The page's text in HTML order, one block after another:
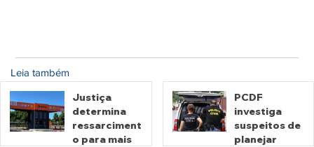
Leia também
Justiça
determina
ressarciment
o para mais
PCDF
investiga
suspeitos de
planejar